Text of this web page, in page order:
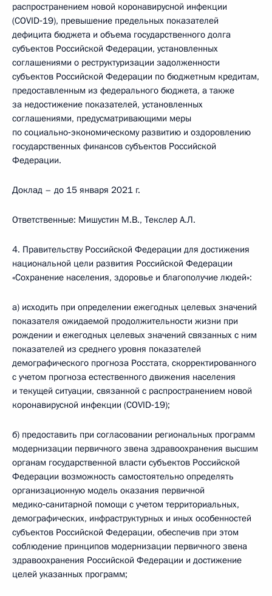
распространением новой коронавирусной инфекции
(COVID‑19), превышение предельных показателей
дефицита бюджета и объема государственного долга
субъектов Российской Федерации, установленных
соглашениями о реструктуризации задолженности
субъектов Российской Федерации по бюджетным кредитам,
предоставленным из федерального бюджета, а также
за недостижение показателей, установленных
соглашениями, предусматривающими меры
по социально‑экономическому развитию и оздоровлению
государственных финансов субъектов Российской
Федерации.
Доклад – до 15 января 2021 г.
Ответственные: Мишустин М.В., Текслер A.Л.
4. Правительству Российской Федерации для достижения
национальной цели развития Российской Федерации
«Сохранение населения, здоровье и благополучие людей»:
а) исходить при определении ежегодных целевых значений
показателя ожидаемой продолжительности жизни при
рождении и ежегодных целевых значений связанных с ним
показателей из среднего уровня показателей
демографического прогноза Росстата, скорректированного
с учетом прогноза естественного движения населения
и текущей ситуации, связанной с распространением новой
коронавирусной инфекции (COVID‑19);
б) предоставить при согласовании региональных программ
модернизации первичного звена здравоохранения высшим
органам государственной власти субъектов Российской
Федерации возможность самостоятельно определять
организационную модель оказания первичной
медико‑санитарной помощи с учетом территориальных,
демографических, инфраструктурных и иных особенностей
субъектов Российской Федерации, обеспечив при этом
соблюдение принципов модернизации первичного звена
здравоохранения Российской Федерации и достижение
целей указанных программ;